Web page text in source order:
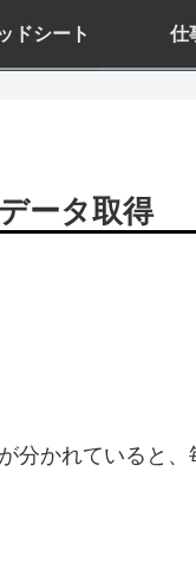
ドシート 仕
ータ取得
分かれていると